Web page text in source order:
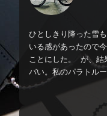
ひとしきり降った雪
いる感があったので
ことにした。 が、結
バい。私のパラトル